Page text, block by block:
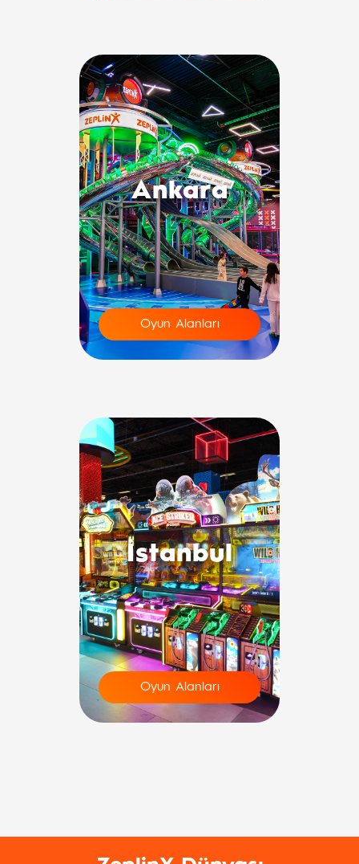
Ankara
Oyun Alanları
İstanbul
Oyun Alanları